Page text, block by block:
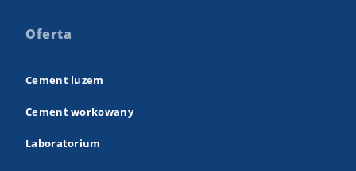
Oferta
Cement luzem
Cement workowany
Laboratorium